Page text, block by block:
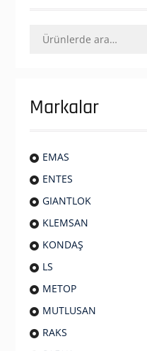
Ara:
Markalar
EMAS
ENTES
GIANTLOK
KLEMSAN
KONDAŞ
LS
METOP
MUTLUSAN
RAKS